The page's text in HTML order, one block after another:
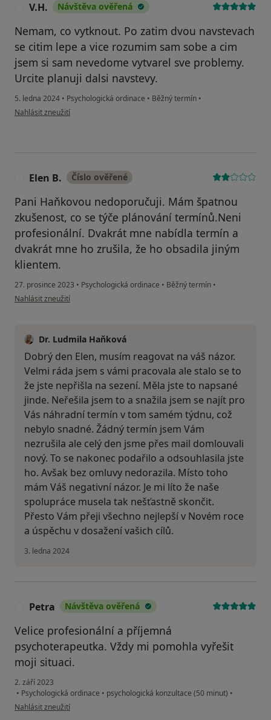
V.H. Návštěva ověřená
Nemam, co vytknout. Po zatim dvou navstevach
se citim lepe a vice rozumim sam sobe a cim
jsem si sam nevedome vytvarel sve problemy.
Urcite planuji dalsi navstevy.
5. ledna 2024 • Psychologická ordinace • Běžný termín •
podle názoru uživatele V.H.
Nahlásit zneužití
Elen B. Číslo ověřené
Pani Haňkovou nedoporučuji. Mám špatnou
zkušenost, co se týče plánování termínů.Neni
profesionální. Dvakrát mne nabídla termín a
dvakrát mne ho zrušila, že ho obsadila jiným
klientem.
27. prosince 2023 • Psychologická ordinace • Běžný termín •
podle názoru uživatele Elen B.
Nahlásit zneužití
Dr. Ludmila Haňková
Dobrý den Elen, musím reagovat na váš názor.
Velmi ráda jsem s vámi pracovala ale stalo se to
že jste nepřišla na sezení. Měla jste to napsané
jinde. Neřešila jsem to a snažila jsem se najít pro
Vás náhradní termín v tom samém týdnu, což
nebylo snadné. Žádný termín jsem Vám
nezrušila ale celý den jsme přes mail domlouvali
nový. To se nakonec podařilo a odsouhlasila jste
ho. Avšak bez omluvy nedorazila. Místo toho
mám Váš negativní názor. Je mi líto že naše
spolupráce musela tak nešťastně skončit.
Přesto Vám přeji všechno nejlepší v Novém roce
a úspěchu v dosažení vašich cílů.
3. ledna 2024
Petra Návštěva ověřená
Velice profesionální a příjemná
psychoterapeutka. Vždy mi pomohla vyřešit
moji situaci.
2. září 2023
• Psychologická ordinace • psychologická konzultace (50 minut) •
podle názoru uživatele Petra
Nahlásit zneužití